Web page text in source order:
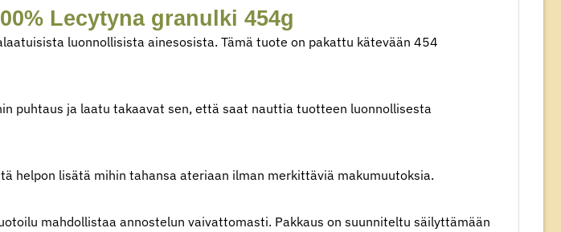
Lecytyna granulki 454g
luonnollisista ainesosista. Tämä tuote on pakattu kätevään 454
puhtaus ja laatu takaavat sen, että saat nauttia tuotteen luonnollisesta
helpon lisätä mihin tahansa ateriaan ilman merkittäviä makumuutoksia.
mahdollistaa annostelun vaivattomasti. Pakkaus on suunniteltu säilyttämään